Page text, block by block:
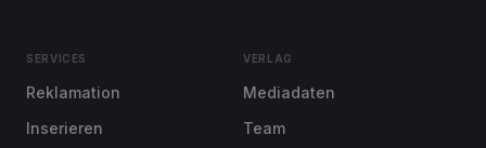
SERVICES
Reklamation
Inserieren
VERLAG
Mediadaten
Team